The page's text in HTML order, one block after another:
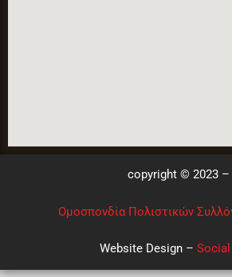
copyright © 2023 –
Ομοσπονδία Πολιστικών
Website Design – Social